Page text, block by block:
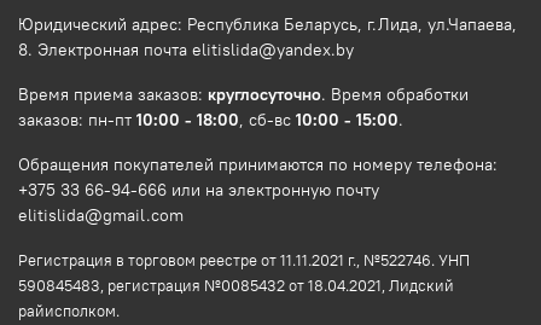
Юридический адрес: Республика Беларусь, г.Лида, ул.Чапаева,
8. Электронная почта elitislida@yandex.by
Время приема заказов: круглосуточно. Время обработки
заказов: пн-пт 10:00 - 18:00, сб-вс 10:00 - 15:00.
Обращения покупателей принимаются по номеру телефона:
+375 33 66-94-666 или на электронную почту
elitislida@gmail.com
Регистрация в торговом реестре от 11.11.2021 г., №522746. УНП
590845483, регистрация №0085432 от 18.04.2021, Лидский
райисполком.